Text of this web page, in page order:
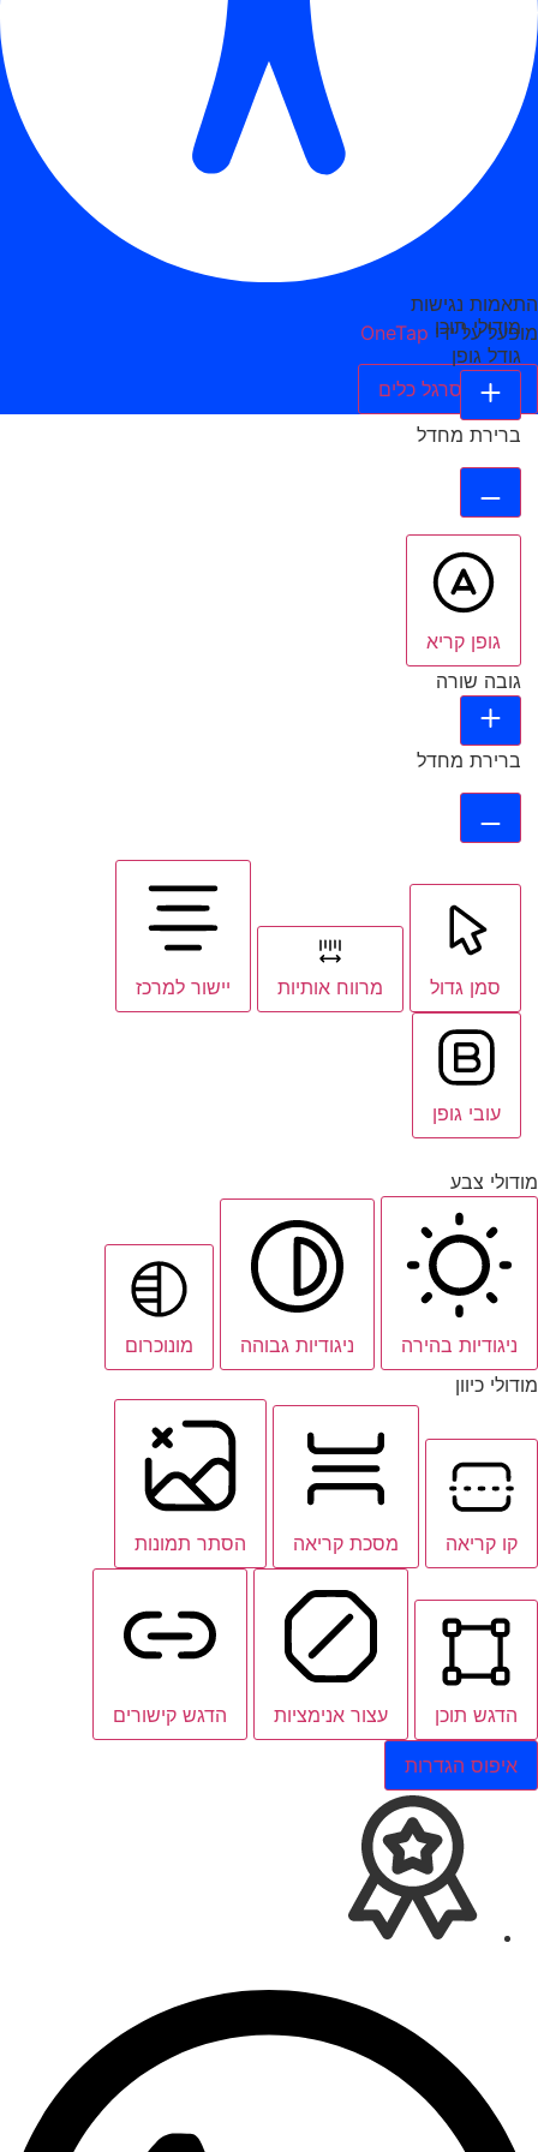
התאמות נגישות
מופעל על ידי OneTap
הסתר סרגל כלים
מודולי תוכן
גודל גופן
ברירת מחדל
גופן קריא
גובה שורה
ברירת מחדל
סמן גדול מרווח אותיות יישור למרכז
עובי גופן
מודולי צבע
ניגודיות בהירה ניגודיות גבוהה
מונוכרום
מודולי כיוון
קו קריאה מסכת קריאה הסתר תמונות
הדגש תוכן עצור אנימציות הדגש קישורים
איפוס הגדרות